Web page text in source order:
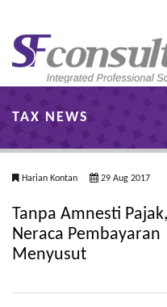
TAX NEWS
Harian Kontan 29 Aug 2017
Tanpa Amnesti
Neraca Pembayaran
Menyusut